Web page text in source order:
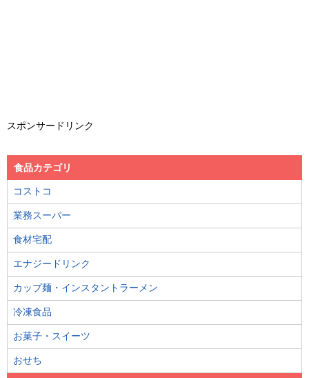
スポンサードリンク
食品カテゴリ
コストコ
業務スーパー
食材宅配
エナジードリンク
カップ麺・インスタントラーメン
冷凍食品
お菓子・スイーツ
おせち